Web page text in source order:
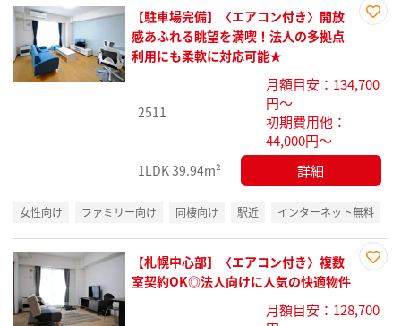
録
【駐車場完備】〈エアコン付き〉開放
感あふれる眺望を満喫！法人の多拠点
利用にも柔軟に対応可能★
2511
月額目安：134,700
円～
初期費用他：
44,000円～
1LDK39.94m² 詳細
女性向け ファミリー向け 同棲向け 駅近 インターネット無料
り登
【札幌中心部】〈エアコン付き〉複数
室契約OK◎法人向けに人気の快適物件
月額目安：128,700